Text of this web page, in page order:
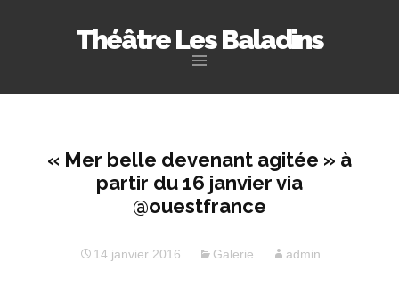
Théâtre Les Baladins
principal
« Mer belle devenant agitée » à
partir du 16 janvier via
@ouestfrance
14 janvier 2016 Galerie admin